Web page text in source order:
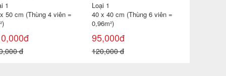
1
30 cm (Thùng 11 viên =
đ
Loại 1
60 x 60 cm (Thùng 4 viên =
1,44m2)
115,000đ
180,000 đ